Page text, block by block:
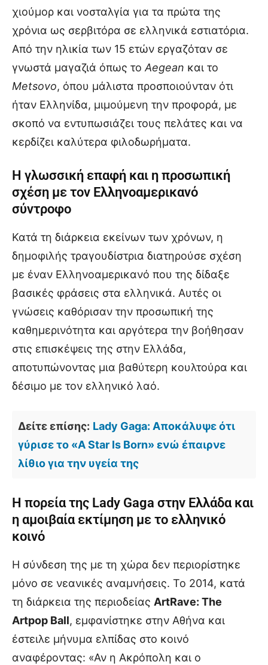
χιούμορ και νοσταλγία για τα πρώτα της
χρόνια ως σερβιτόρα σε ελληνικά εστιατόρια.
Από την ηλικία των 15 ετών εργαζόταν σε
γνωστά μαγαζιά όπως το Aegean και το
Metsovo, όπου μάλιστα προσποιούνταν ότι
ήταν Ελληνίδα, μιμούμενη την προφορά, με
σκοπό να εντυπωσιάζει τους πελάτες και να
κερδίζει καλύτερα φιλοδωρήματα.
Η γλωσσική επαφή και η προσωπική
σχέση με τον Ελληνοαμερικανό
σύντροφο
Κατά τη διάρκεια εκείνων των χρόνων, η
δημοφιλής τραγουδίστρια διατηρούσε σχέση
με έναν Ελληνοαμερικανό που της δίδαξε
βασικές φράσεις στα ελληνικά. Αυτές οι
γνώσεις καθόρισαν την προσωπική της
καθημερινότητα και αργότερα την βοήθησαν
στις επισκέψεις της στην Ελλάδα,
αποτυπώνοντας μια βαθύτερη κουλτούρα και
δέσιμο με τον ελληνικό λαό.
Δείτε επίσης: Lady Gaga: Αποκάλυψε ότι
γύρισε το «A Star Is Born» ενώ έπαιρνε
λίθιο για την υγεία της
Η πορεία της Lady Gaga στην Ελλάδα και
η αμοιβαία εκτίμηση με το ελληνικό
κοινό
Η σύνδεση της με τη χώρα δεν περιορίστηκε
μόνο σε νεανικές αναμνήσεις. Το 2014, κατά
τη διάρκεια της περιοδείας ArtRave: The
Artpop Ball, εμφανίστηκε στην Αθήνα και
έστειλε μήνυμα ελπίδας στο κοινό
αναφέροντας: «Αν η Ακρόπολη και ο